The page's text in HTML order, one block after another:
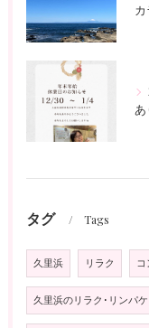
タグ Tags
久里浜 リラク コ
久里浜のリラク･リンパ